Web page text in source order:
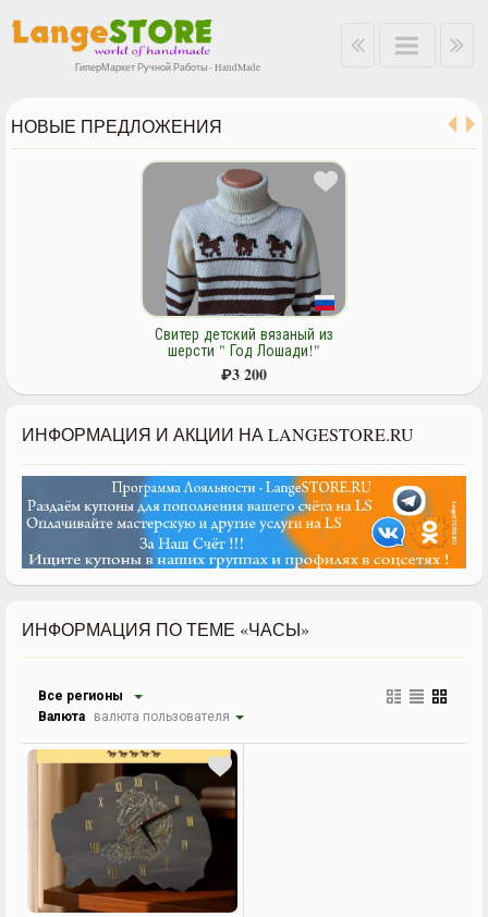
ГиперМаркет Ручной Работы - HandMade
НОВЫЕ ПРЕДЛОЖЕНИЯ
Свитер детский вязаный из
шерсти " Год Лошади!"
₽3 200
ИНФОРМАЦИЯ И АКЦИИ НА LANGESTORE.RU
ИНФОРМАЦИЯ ПО ТЕМЕ «ЧАСЫ»
Все регионы
Валюта валюта пользователя